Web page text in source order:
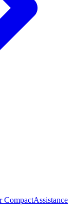
CompactAssistance